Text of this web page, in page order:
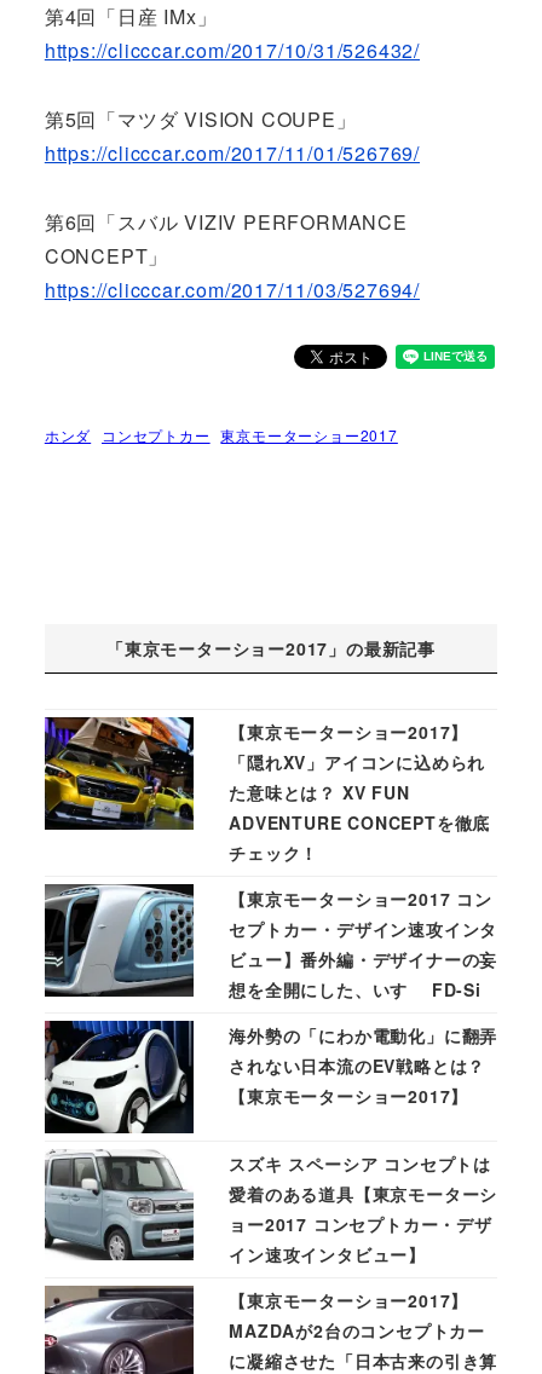
第4回「日産 IMx」
https://clicccar.com/2017/10/31/526432/
第5回「マツダ VISION COUPE」
https://clicccar.com/2017/11/01/526769/
第6回「スバル VIZIV PERFORMANCE
CONCEPT」
https://clicccar.com/2017/11/03/527694/
ホンダ コンセプトカー 東京モーターショー2017
「東京モーターショー2017」の最新記事
【東京モーターショー2017】
「隠れXV」アイコンに込められ
た意味とは？ XV FUN
ADVENTURE CONCEPTを徹底
チェック！
【東京モーターショー2017 コン
セプトカー・デザイン速攻インタ
ビュー】番外編・デザイナーの妄
想を全開にした、いすゞ FD-Si
海外勢の「にわか電動化」に翻弄
されない日本流のEV戦略とは？
【東京モーターショー2017】
スズキ スペーシア コンセプトは
愛着のある道具【東京モーターシ
ョー2017 コンセプトカー・デザ
イン速攻インタビュー】
【東京モーターショー2017】
MAZDAが2台のコンセプトカー
に凝縮させた「日本古来の引き算